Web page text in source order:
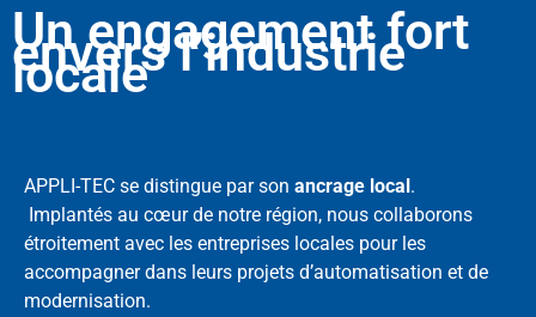
Un engagement fort
envers l’industrie
locale
APPLI-TEC se distingue par son ancrage local .
Implantés au cœur de notre région, nous collaborons
étroitement avec les entreprises locales pour les
accompagner dans leurs projets d’automatisation et de
modernisation.